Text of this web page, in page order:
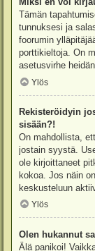
Tämän
tunnuksesi ja
foorumin
porttikieltoja. On
asetusvirhe
Ylös
Rekisteröidyin
sisään?!
On mahdollista,
jostain syystä.
ole kirjoittaneet
kokoa. Jos näin
keskusteluun
Ylös
Olen hukannut
Älä panikoi!